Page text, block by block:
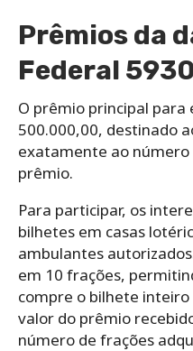
Prêmios da
Federal 5930
O prêmio principal para
500.000,00, destinado
exatamente ao
prêmio.
Para participar, os
bilhetes em casas
ambulantes
em 10 frações,
compre o bilhete inteiro
valor do prêmio
número de frações